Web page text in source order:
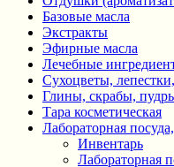
Базовые масла
Экстракты
Эфирные масла
Лечебные
Сухоцветы,
Глины, скрабы,
Тара косметическая
Лабораторная
Инвентарь
Лабораторная